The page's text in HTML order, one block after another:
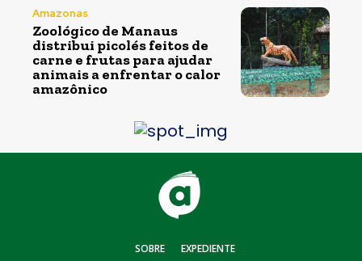
Amazonas
Zoológico de Manaus
distribui picolés feitos de
carne e frutas para ajudar
animais a enfrentar o calor
amazônico
SOBRE EXPEDIENTE